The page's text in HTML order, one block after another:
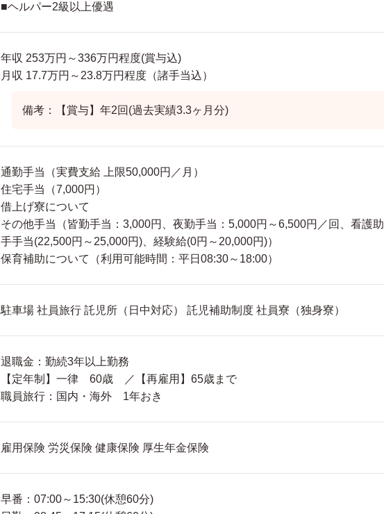
■ヘルパー2級以上優遇
年収 253万円～336万円程度(賞与込)
月収 17.7万円～23.8万円程度（諸手当込）
備考：【賞与】年2回(過去実績3.3ヶ月分)
通勤手当（実費支給 上限50,000円／月）
住宅手当（7,000円）
借上げ寮について
その他手当（皆勤手当：3,000円、夜勤手当：5,000円～6,500円／回、看護助
手手当(22,500円～25,000円)、経験給(0円～20,000円)）
保育補助について（利用可能時間：平日08:30～18:00）
駐車場 社員旅行 託児所（日中対応） 託児補助制度 社員寮（独身寮）
退職金：勤続3年以上勤務
【定年制】一律 60歳 ／【再雇用】65歳まで
職員旅行：国内・海外 1年おき
雇用保険 労災保険 健康保険 厚生年金保険
早番：07:00～15:30(休憩60分)